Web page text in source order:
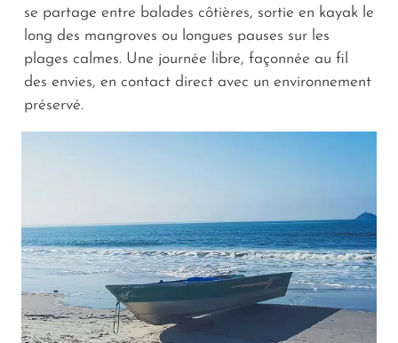
se partage entre balades côtières, sortie en kayak le
long des mangroves ou longues pauses sur les
plages calmes. Une journée libre, façonnée au fil
des envies, en contact direct avec un environnement
préservé.